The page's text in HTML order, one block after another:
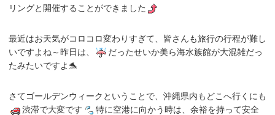
リングと開催することができました
最近はお天気がコロコロ変わりすぎて、皆さんも旅行の行程が難し
いですよね～昨日は、
だったせいか美ら海水族館が大混雑だっ
たみたいですよ🐬
さてゴールデンウィークということで、沖縄県内もどこへ行くにも
渋滞で大変です
特に空港に向かう時は、余裕を持って安全